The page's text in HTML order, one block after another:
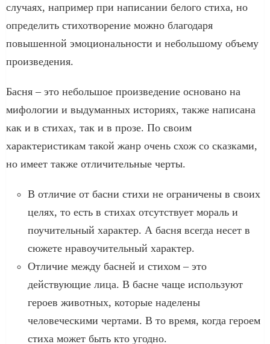
случаях, например при написании белого стиха, но
определить стихотворение можно благодаря
повышенной эмоциональности и небольшому объему
произведения.
Басня – это небольшое произведение основано на
мифологии и выдуманных историях, также написана
как и в стихах, так и в прозе. По своим
характеристикам такой жанр очень схож со сказками,
но имеет также отличительные черты.
В отличие от басни стихи не ограничены в своих
целях, то есть в стихах отсутствует мораль и
поучительный характер. А басня всегда несет в
сюжете нравоучительный характер.
Отличие между басней и стихом – это
действующие лица. В басне чаще используют
героев животных, которые наделены
человеческими чертами. В то время, когда героем
стиха может быть кто угодно.